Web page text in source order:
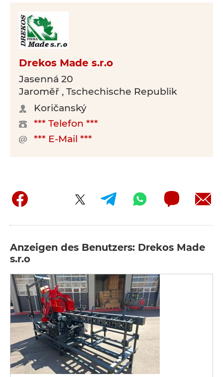
Drekos Made s.r.o
Jasenná 20
Jaroměř , Tschechische Republik
Koričanský
*** Telefon ***
*** E-Mail ***
Anzeigen des Benutzers: Drekos Made
s.r.o